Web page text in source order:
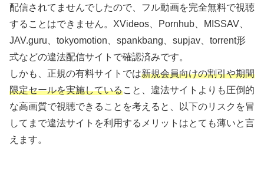
配信されてませんでしたので、フル動画を完全無料で視聴
することはできません。XVideos、Pornhub、MISSAV、
JAV.guru、tokyomotion、spankbang、supjav、torrent形
式などの違法配信サイトで確認済みです。
しかも、正規の有料サイトでは新規会員向けの割引や期間
限定セールを実施していること、違法サイトよりも圧倒的
な高画質で視聴できることを考えると、以下のリスクを冒
してまで違法サイトを利用するメリットはとても薄いと言
えます。